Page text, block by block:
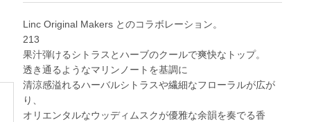
Linc Original Makers とのコラボレーション。
213
果汁弾けるシトラスとハーブのクールで爽快なトップ。
透き通るようなマリンノートを基調に
清涼感溢れるハーバルシトラスや繊細なフローラルが広が
り、
オリエンタルなウッディムスクが優雅な余韻を奏でる香